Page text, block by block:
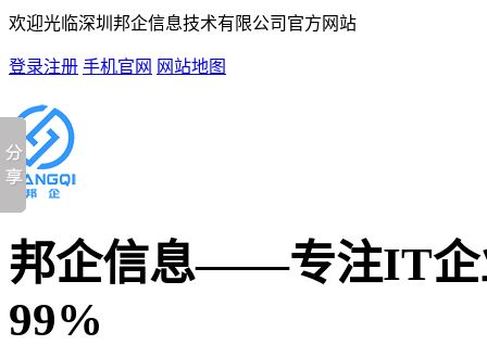
欢迎光临深圳邦企信息技术有限公司官方网站
登录注册 手机官网 网站地图
邦企信息——专注IT企
99%